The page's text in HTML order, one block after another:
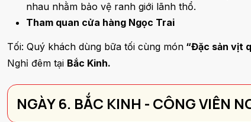
nhau nhằm bảo vệ ranh giới lãnh thổ.
Tham quan cửa hàng Ngọc Trai
Tối: Quý khách dùng bữa tối cùng món “Đặc sản vịt
Nghỉ đêm tại Bắc Kinh.
NGÀY 6. BẮC KINH - CÔNG VIÊN